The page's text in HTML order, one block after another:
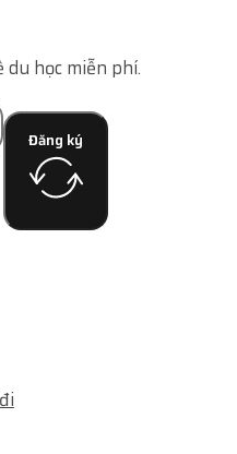
học miễn phí.
Đăng ký